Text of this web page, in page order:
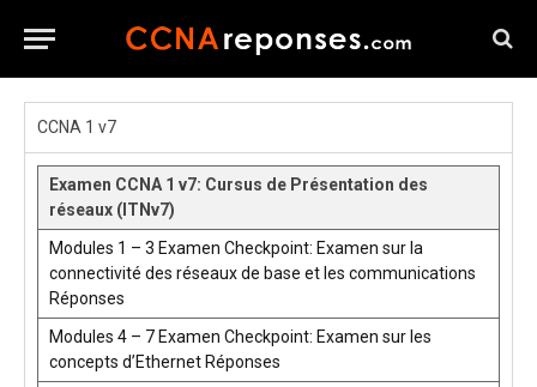
CCNA 1 v7
Examen CCNA 1 v7: Cursus de Présentation des
réseaux (ITNv7)
Modules 1 – 3 Examen Checkpoint: Examen sur la
connectivité des réseaux de base et les communications
Réponses
Modules 4 – 7 Examen Checkpoint: Examen sur les
concepts d’Ethernet Réponses